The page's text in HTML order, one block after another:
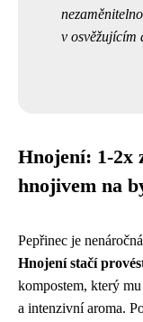
v osvěžujícím
Hnojení: 1-2x
hnojivem na
Pepřinec je
Hnojení stačí
kompostem, který
a intenzivní aroma.